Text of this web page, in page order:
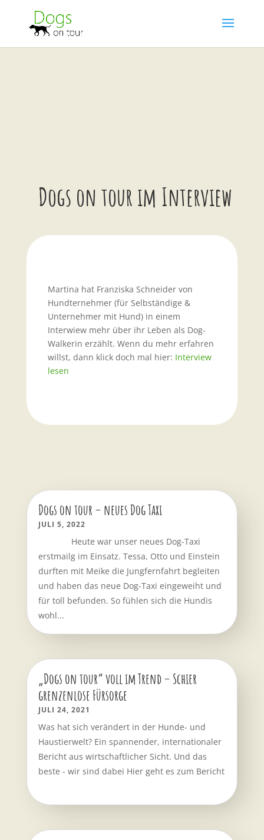
Dogs on tour im Interview
Martina hat Franziska Schneider von
Hundternehmer (für Selbständige &
Unternehmer mit Hund) in einem
Interwiew mehr über ihr Leben als Dog-
Walkerin erzählt. Wenn du mehr erfahren
willst, dann klick doch mal hier: Interview
lesen
Dogs on tour – neues Dog Taxi
JULI 5, 2022
Heute war unser neues Dog-Taxi
erstmailg im Einsatz. Tessa, Otto und Einstein
durften mit Meike die Jungfernfahrt begleiten
und haben das neue Dog-Taxi eingeweiht und
für toll befunden. So fühlen sich die Hundis
wohl...
„Dogs on tour“ voll im Trend – Schier
grenzenlose Fürsorge
JULI 24, 2021
Was hat sich verändert in der Hunde- und
Haustierwelt? Ein spannender, internationaler
Bericht aus wirtschaftlicher Sicht. Und das
beste - wir sind dabei Hier geht es zum Bericht